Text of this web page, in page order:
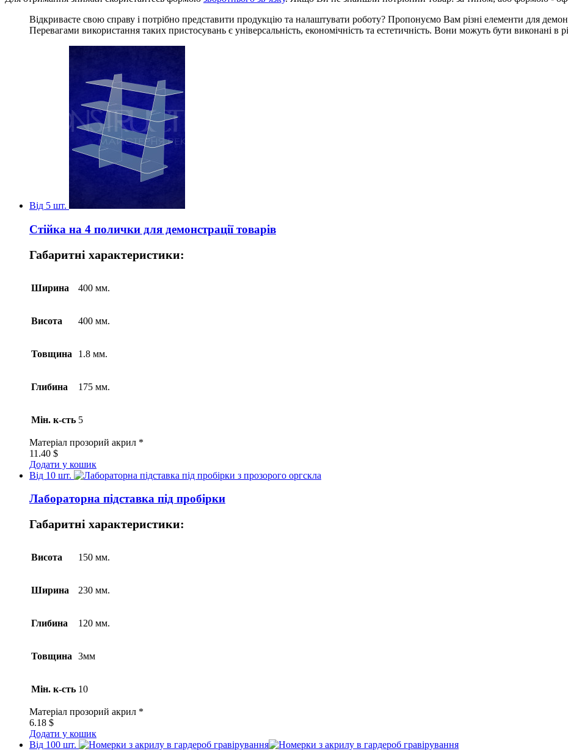
Відкриваєте свою справу і потрібно представити продукцію та налаштувати роботу? Пропонуємо Вам різні елементи для
Перевагами використання таких пристосувань є універсальність, економічність та естетичність. Вони можуть бути виконані в
Від 5 шт.
Cтійка на 4 полички для демонстрації товарів
Габаритні характеристики:
Ширина 400 мм.
Висота 400 мм.
Товщина 1.8 мм.
Глибина 175 мм.
Мін. к-сть 5
Матеріал прозорий акрил *
11.40 $
Додати у кошик
Від 10 шт.
Лабораторна підставка під пробірки
Габаритні характеристики:
Висота 150 мм.
Ширина 230 мм.
Глибина 120 мм.
Товщина 3мм
Мін. к-сть 10
Матеріал прозорий акрил *
6.18 $
Додати у кошик
Від 100 шт.